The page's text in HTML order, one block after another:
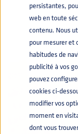
persistantes,
web en toute
contenu. Nous
pour mesurer et
habitudes de
publicité à vos
pouvez
cookies ci-
modifier vos
moment en
dont vous